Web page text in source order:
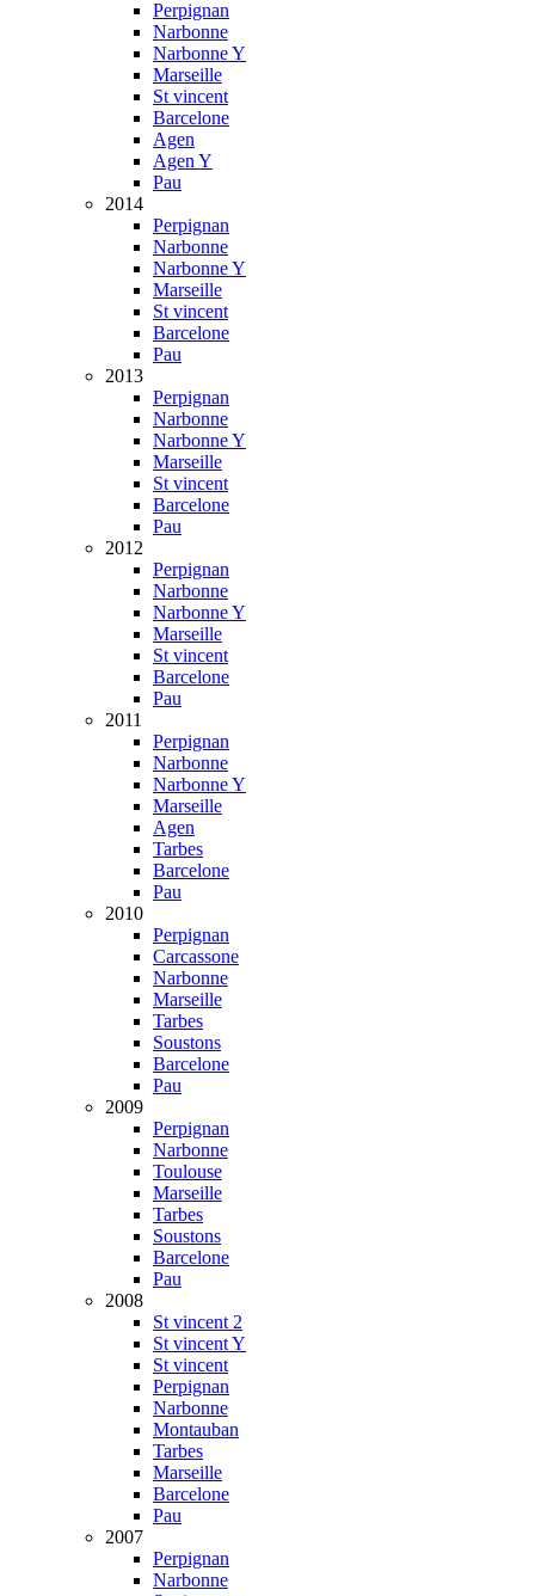
Perpignan
Narbonne
Narbonne Y
Marseille
St vincent
Barcelone
Agen
Agen Y
Pau
2014
Perpignan
Narbonne
Narbonne Y
Marseille
St vincent
Barcelone
Pau
2013
Perpignan
Narbonne
Narbonne Y
Marseille
St vincent
Barcelone
Pau
2012
Perpignan
Narbonne
Narbonne Y
Marseille
St vincent
Barcelone
Pau
2011
Perpignan
Narbonne
Narbonne Y
Marseille
Agen
Tarbes
Barcelone
Pau
2010
Perpignan
Carcassone
Narbonne
Marseille
Tarbes
Soustons
Barcelone
Pau
2009
Perpignan
Narbonne
Toulouse
Marseille
Tarbes
Soustons
Barcelone
Pau
2008
St vincent 2
St vincent Y
St vincent
Perpignan
Narbonne
Montauban
Tarbes
Marseille
Barcelone
Pau
2007
Perpignan
Narbonne